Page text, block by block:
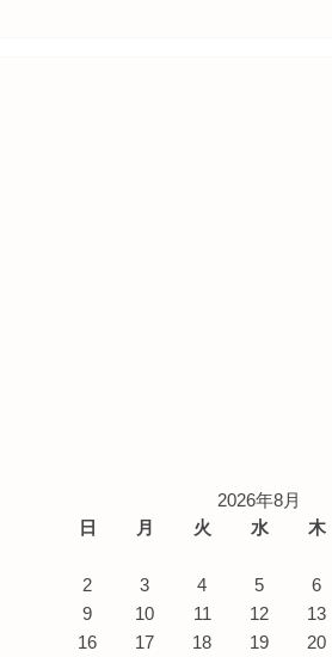
2026年8月
日
月 火 水 木
2
3 4 5 6
9
10 11 12 13
16
17 18 19 20